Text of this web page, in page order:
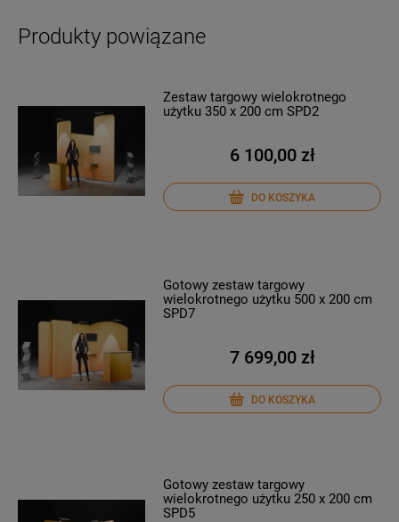
Produkty powiązane
Zestaw targowy wielokrotnego
użytku 350 x 200 cm SPD2
6 100,00 zł
DO KOSZYKA
Gotowy zestaw targowy
wielokrotnego użytku 500 x 200 cm
SPD7
7 699,00 zł
DO KOSZYKA
Gotowy zestaw targowy
wielokrotnego użytku 250 x 200 cm
SPD5